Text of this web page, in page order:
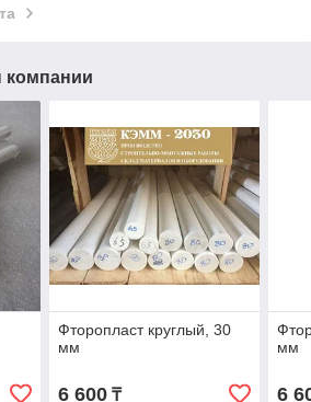
Фторопласт круглый, 30
мм
6 600₸
мм
6